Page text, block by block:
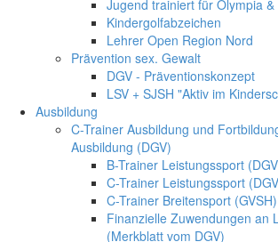
Jugend trainiert für Olympia
Kindergolfabzeichen
Lehrer Open Region Nord
Prävention sex. Gewalt
DGV - Präventionskonzept
LSV + SJSH "Aktiv im
Ausbildung
C-Trainer Ausbildung und
Ausbildung (DGV)
B-Trainer Leistungssport
C-Trainer Leistungssport
C-Trainer Breitensport (GVSH)
Finanzielle Zuwendungen an
(Merkblatt vom DGV)